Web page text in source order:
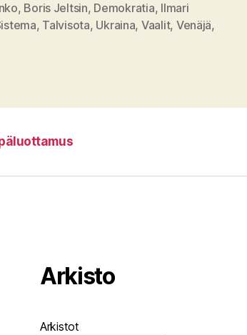
, Boris Jeltsin, Demokratia, Ilmari
, Talvisota, Ukraina, Vaalit, Venäjä,
Arkisto
Arkistot